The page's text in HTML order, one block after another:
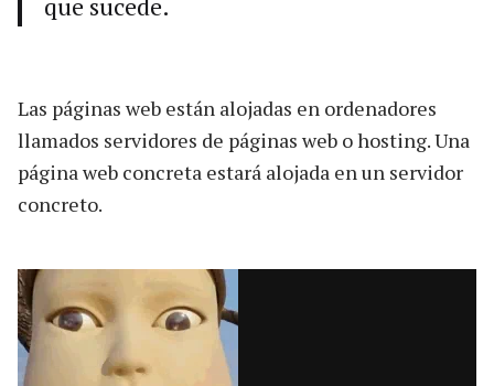
Las páginas web están alojadas en ordenadores
llamados servidores de páginas web o hosting. Una
página web concreta estará alojada en un servidor
concreto.